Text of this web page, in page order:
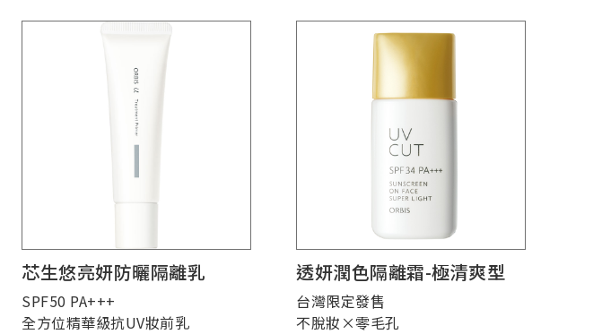
芯生悠亮妍防曬隔離乳
SPF50 PA+++
全方位精華級抗UV妝前乳
透妍潤色隔離霜-極清爽型
台灣限定發售
不脫妝×零毛孔